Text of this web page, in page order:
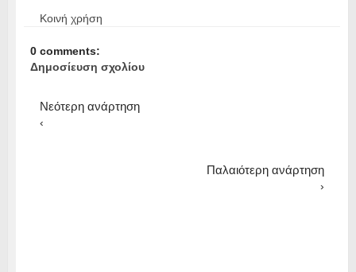
Κοινή χρήση
0 comments:
Δημοσίευση σχολίου
Νεότερη ανάρτηση
‹
Παλαιότερη ανάρτηση
›